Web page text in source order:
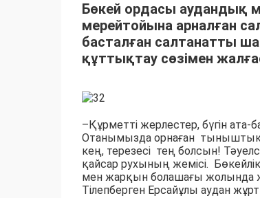
Бөкей ордасы аудандық
мерейтойына арналған
басталған салтанатты
құттықтау сөзімен
–Құрметті жерлестер, бүгін
Отанымызда орнаған тыныштық
кең, терезесі тең болсын!
қайсар рухының жемісі.
мен жарқын болашағы жолында
Тілепберген Ерсайұлы аудан